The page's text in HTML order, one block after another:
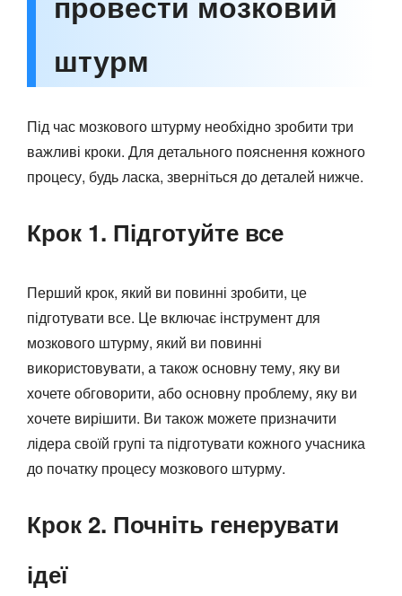
штурм
Під час мозкового штурму необхідно зробити три
важливі кроки. Для детального пояснення кожного
процесу, будь ласка, зверніться до деталей нижче.
Крок 1. Підготуйте все
Перший крок, який ви повинні зробити, це
підготувати все. Це включає інструмент для
мозкового штурму, який ви повинні
використовувати, а також основну тему, яку ви
хочете обговорити, або основну проблему, яку ви
хочете вирішити. Ви також можете призначити
лідера своїй групі та підготувати кожного учасника
до початку процесу мозкового штурму.
Крок 2. Почніть генерувати
ідеї